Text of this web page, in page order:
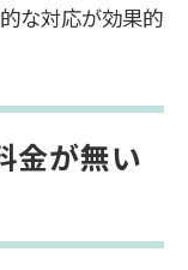
な対応が効果的
金が無い